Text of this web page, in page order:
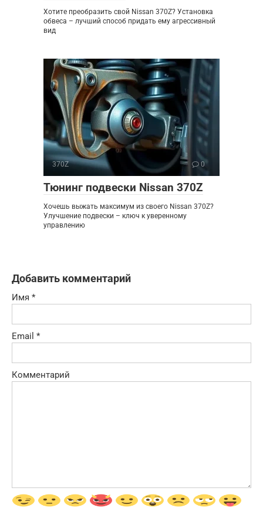
Хотите преобразить свой Nissan 370Z? Установка
обвеса – лучший способ придать ему агрессивный
вид
370Z 0
Тюнинг подвески Nissan 370Z
Хочешь выжать максимум из своего Nissan 370Z?
Улучшение подвески – ключ к уверенному
управлению
Добавить комментарий
Имя *
Email *
Комментарий